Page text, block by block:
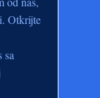
Otkrijte
sa